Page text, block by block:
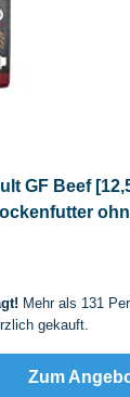
GF Beef
Mehr als 131
gekauft.
Zum